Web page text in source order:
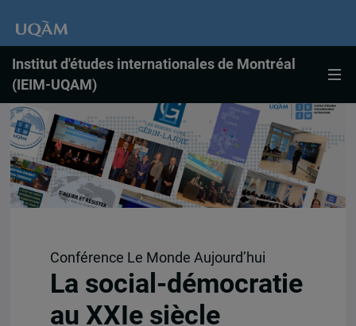
Institut d'études internationales de Montréal
(IEIM-UQAM)
Conférence Le Monde Aujourd’hui
La social-démocratie
au XXIe siècle